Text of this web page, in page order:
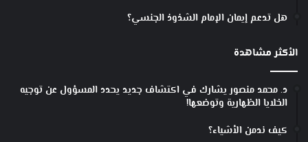
هل تدعم إيمان الإمام الشذوذ الجنسي؟
الأكثر مشاهدة
د. محمد منصور يشارك في اكتشاف جديد يحدد المسؤول عن توجيه
الخلايا الظهارية وتوضعها!
كيف ندمن الأشياء؟